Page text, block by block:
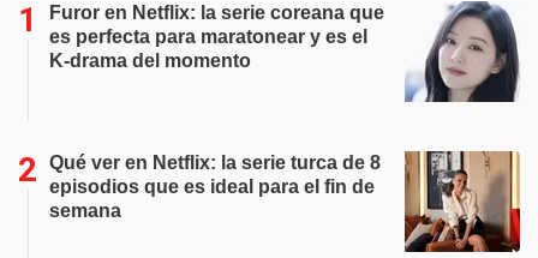
Furor en Netflix: la serie coreana que
es perfecta para maratonear y es el
K-drama del momento
Qué ver en Netflix: la serie turca de 8
episodios que es ideal para el fin de
semana